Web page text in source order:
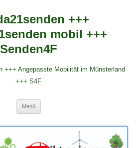
+++
mobil +++
Senden4F
+++ Angepasste Mobilität im Münsterland
+++ S4F
Menü